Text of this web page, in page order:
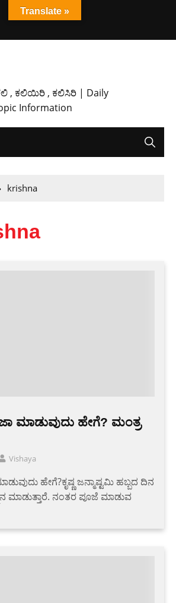
, ಕಲಿಯಿರಿ , ಕಲಿಸಿರಿ | Daily
Information
krishna
ಮಾಡುವುದು ಹೇಗೆ? ಮಂತ್ರ
Vishaya
ಹೇಗೆ?ಕೃಷ್ಣ ಜನ್ಮಾಷ್ಟಮಿ ಹಬ್ಬದ ದಿನ
ಮಾಡುತ್ತಾರೆ. ನಂತರ ಪೂಜೆ ಮಾಡುವ
Translate »